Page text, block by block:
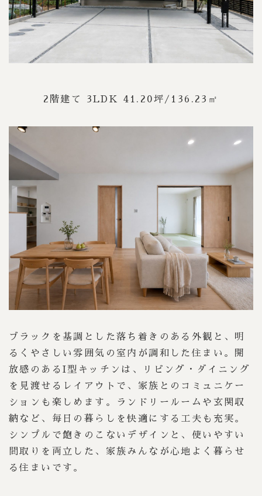
2階建て 3LDK 41.20坪/136.23㎡
ブラックを基調とした落ち着きのある外観と、明
るくやさしい雰囲気の室内が調和した住まい。開
放感のあるI型キッチンは、リビング・ダイニング
を見渡せるレイアウトで、家族とのコミュニケー
ションも楽しめます。ランドリールームや玄関収
納など、毎日の暮らしを快適にする工夫も充実。
シンプルで飽きのこないデザインと、使いやすい
間取りを両立した、家族みんなが心地よく暮らせ
る住まいです。